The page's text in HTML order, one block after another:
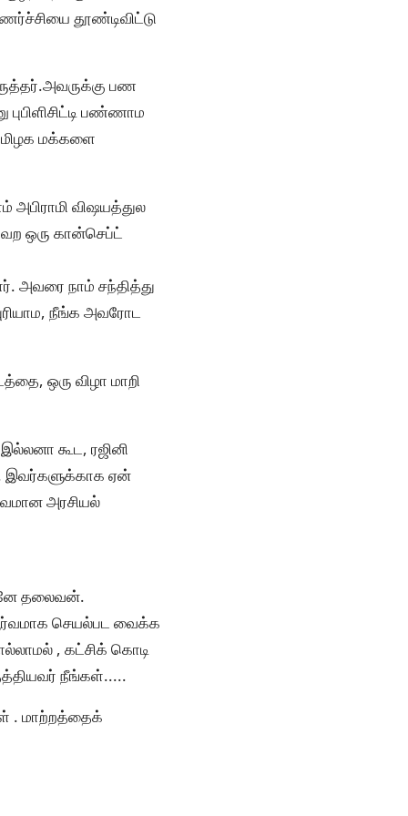
தூண்டிவிட்டு
பண
பண்ணாம
மக்களை
அபிராமி விஷயத்துல
ஒரு கான்செப்ட்
அவரை நாம் சந்தித்து
நீங்க அவரோட
ஒரு விழா மாறி
கூட, ரஜினி
இவர்களுக்காக ஏன்
அரசியல்
தலைவன்.
செயல்பட வைக்க
, கட்சிக் கொடி
நீங்கள்.....
. மாற்றத்தைக்